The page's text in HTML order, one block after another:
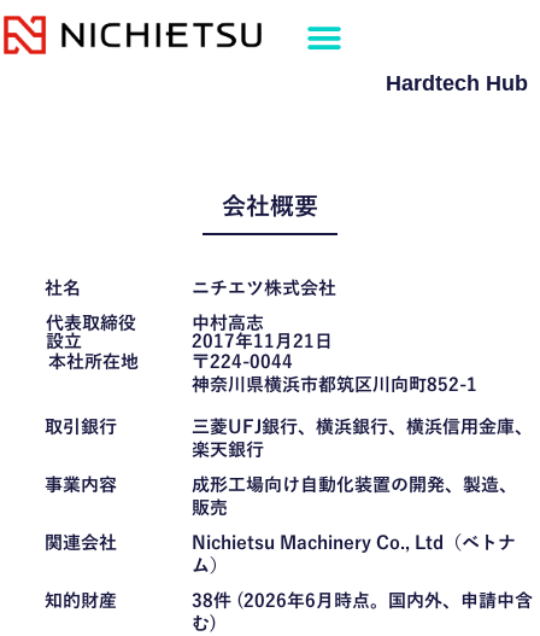
内
容
Hardtech Hub
会社概要
社名
ニチエツ株式会社
代表取締役
中村高志
設立
2017年11月21日
本社所在地
〒224-0044
神奈川県横浜市都筑区川向町852-1
取引銀行
三菱UFJ銀行、横浜銀行、横浜信用金庫、
楽天銀行
事業内容
成形工場向け自動化装置の開発、製造、
販売
関連会社
Nichietsu Machinery Co., Ltd（ベトナ
ム）
知的財産
38件 (2026年6月時点。国内外、申請中含
む)